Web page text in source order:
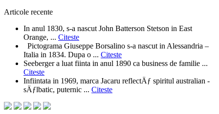
Articole recente
In anul 1830, s-a nascut John Batterson Stetson in East
Orange, ... Citeste
Pictograma Giuseppe Borsalino s-a nascut in Alessandria –
Italia in 1834. Dupa o ... Citeste
Seeberger a luat fiinta in anul 1890 ca business de familie ...
Citeste
Infiintata in 1969, marca Jacaru reflectÄƒ spiritul australian -
sÄƒlbatic, puternic ... Citeste